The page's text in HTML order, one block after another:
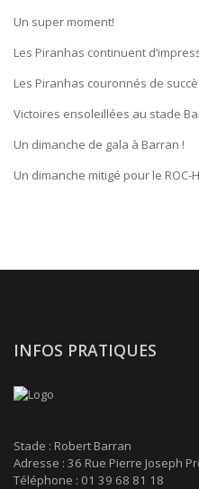
Un super moment!
Les Piranhas continuent
Les Piranhas couronnés de
Victoires ensoleillées au stade
Un dimanche de gala à Barran !
Un dimanche mitigé pour le ROC-
INFOS PRATIQUES
Stade : Robert Barran
Adresse : 36 Rue Pierre Joseph
Téléphone : 01 39 68 81 18